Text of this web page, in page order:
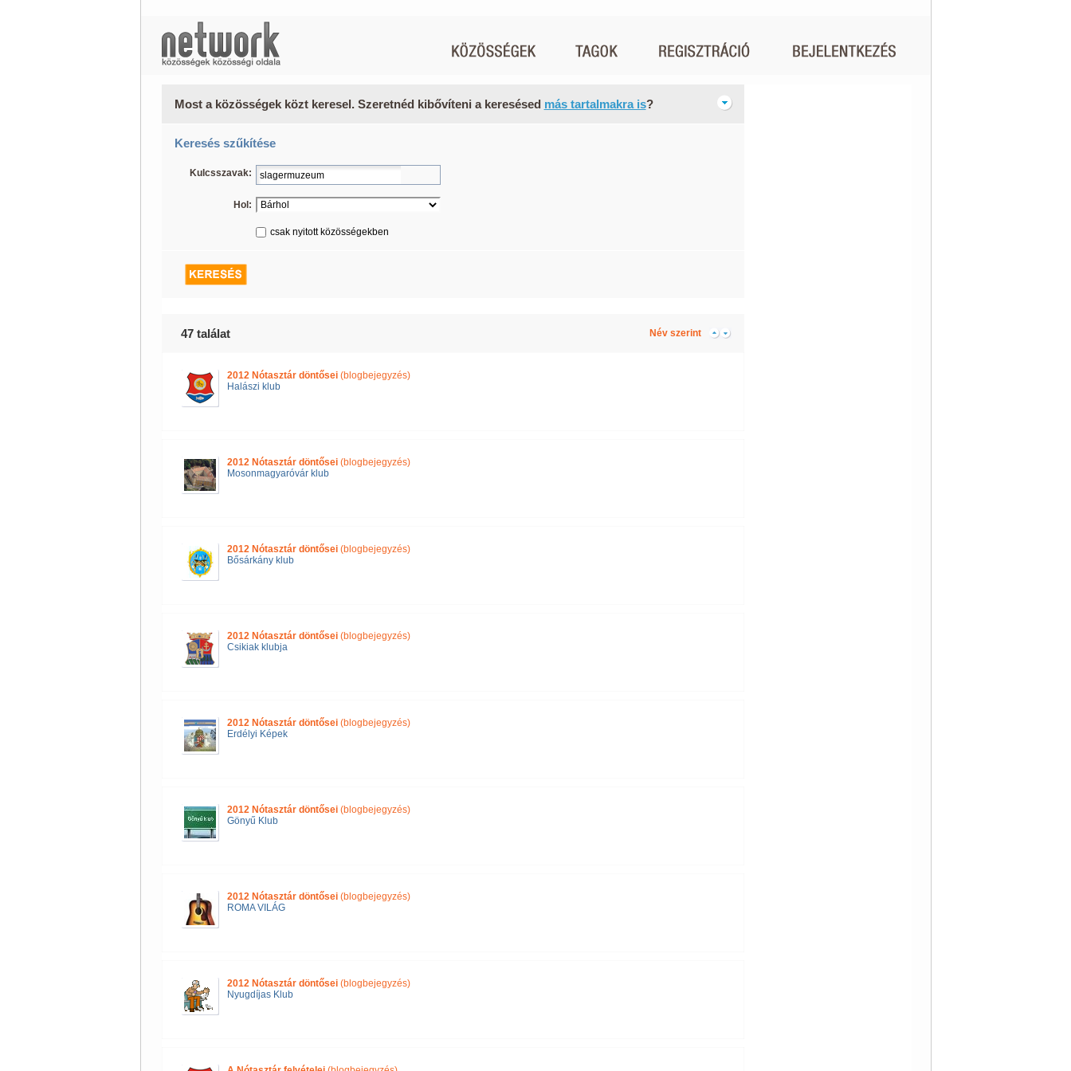
Most a közösségek közt keresel. Szeretnéd kibővíteni a keresésed más tartalmakra is?
Keresés szűkítése
Kulcsszavak:
Hol:
csak nyitott közösségekben
47 találat Név szerint
2012 Nótasztár döntősei(blogbejegyzés)
Halászi klub
2012 Nótasztár döntősei(blogbejegyzés)
Mosonmagyaróvár klub
2012 Nótasztár döntősei(blogbejegyzés)
Bősárkány klub
2012 Nótasztár döntősei(blogbejegyzés)
Csikiak klubja
2012 Nótasztár döntősei(blogbejegyzés)
Erdélyi Képek
2012 Nótasztár döntősei(blogbejegyzés)
Gönyű Klub
2012 Nótasztár döntősei(blogbejegyzés)
ROMA VILÁG
2012 Nótasztár döntősei(blogbejegyzés)
Nyugdíjas Klub